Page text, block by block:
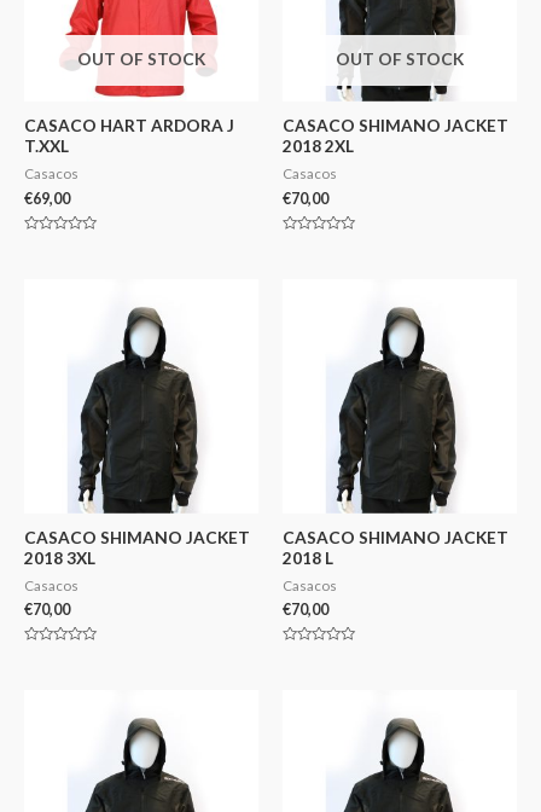
OUT OF STOCK
CASACO HART ARDORA J
T.XXL
Casacos
€69,00
OUT OF STOCK
CASACO SHIMANO JACKET
2018 2XL
Casacos
€70,00
CASACO SHIMANO JACKET
2018 3XL
Casacos
€70,00
CASACO SHIMANO JACKET
2018 L
Casacos
€70,00